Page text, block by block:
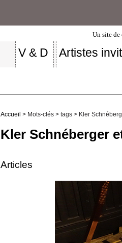
Un site de
V & D Artistes
Accueil > Mots-clés > tags > Kler
Kler Schnéberger
Articles